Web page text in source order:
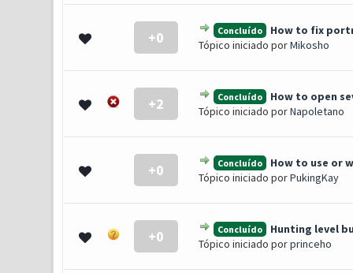
+0 Concluído
How to fix
Tópico iniciado porMikosho
0 Voto(s) - 0 de 5 em média
1 2345
+2 Concluído
How to open
Tópico iniciado porNapoletano
0 Voto(s) - 0 de 5 em média
1 2345
+0 Concluído
How to use or
Tópico iniciado porPukingKay
0 Voto(s) - 0 de 5 em média
1 2345
+0 Concluído
Hunting level
Tópico iniciado porprinceho
0 Voto(s) - 0 de 5 em média
1 2345